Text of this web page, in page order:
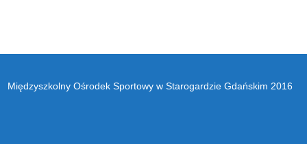
Międzyszkolny Ośrodek Sportowy w Starogardzie Gdańskim 2016